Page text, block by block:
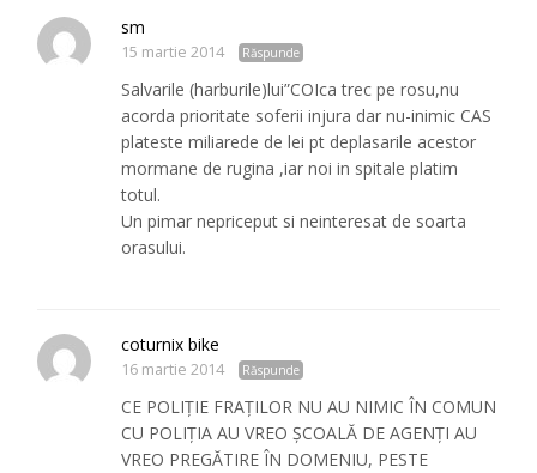
sm
15 martie 2014 Răspunde
Salvarile (harburile)lui”COIca trec pe rosu,nu
acorda prioritate soferii injura dar nu-inimic CAS
plateste miliarede de lei pt deplasarile acestor
mormane de rugina ,iar noi in spitale platim
totul.
Un pimar nepriceput si neinteresat de soarta
orasului.
coturnix bike
16 martie 2014 Răspunde
CE POLIȚIE FRAȚILOR NU AU NIMIC ÎN COMUN
CU POLIȚIA AU VREO ȘCOALĂ DE AGENȚI AU
VREO PREGĂTIRE ÎN DOMENIU, PESTE